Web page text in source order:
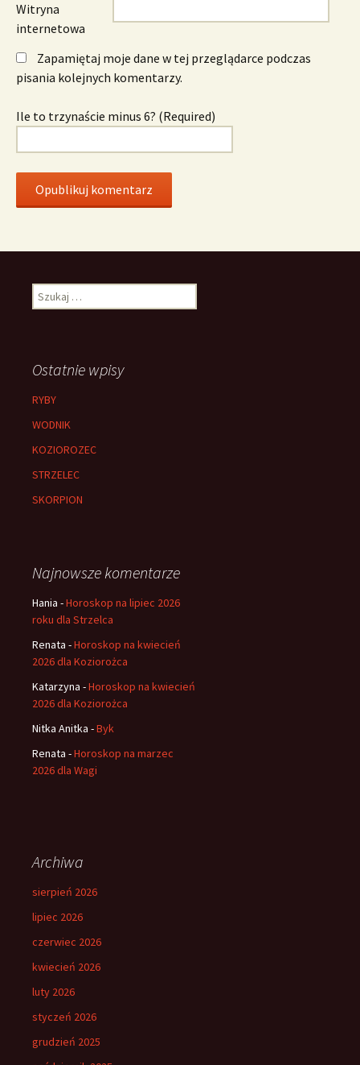
Witryna
internetowa
Zapamiętaj moje dane w tej przeglądarce podczas
pisania kolejnych komentarzy.
Ile to trzynaście minus 6? (Required)
Szukaj:
Ostatnie wpisy
RYBY
WODNIK
KOZIOROZEC
STRZELEC
SKORPION
Najnowsze komentarze
Hania -Horoskop na lipiec 2026
roku dla Strzelca
Renata -Horoskop na kwiecień
2026 dla Koziorożca
Katarzyna -Horoskop na kwiecień
2026 dla Koziorożca
Nitka Anitka -Byk
Renata -Horoskop na marzec
2026 dla Wagi
Archiwa
sierpień 2026
lipiec 2026
czerwiec 2026
kwiecień 2026
luty 2026
styczeń 2026
grudzień 2025